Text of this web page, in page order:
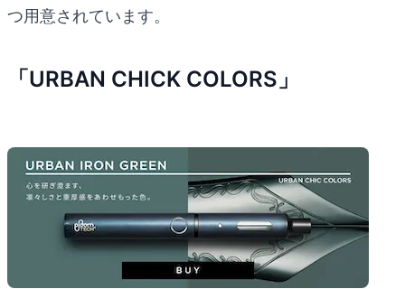
つ用意されています。
「URBAN CHICK COLORS」